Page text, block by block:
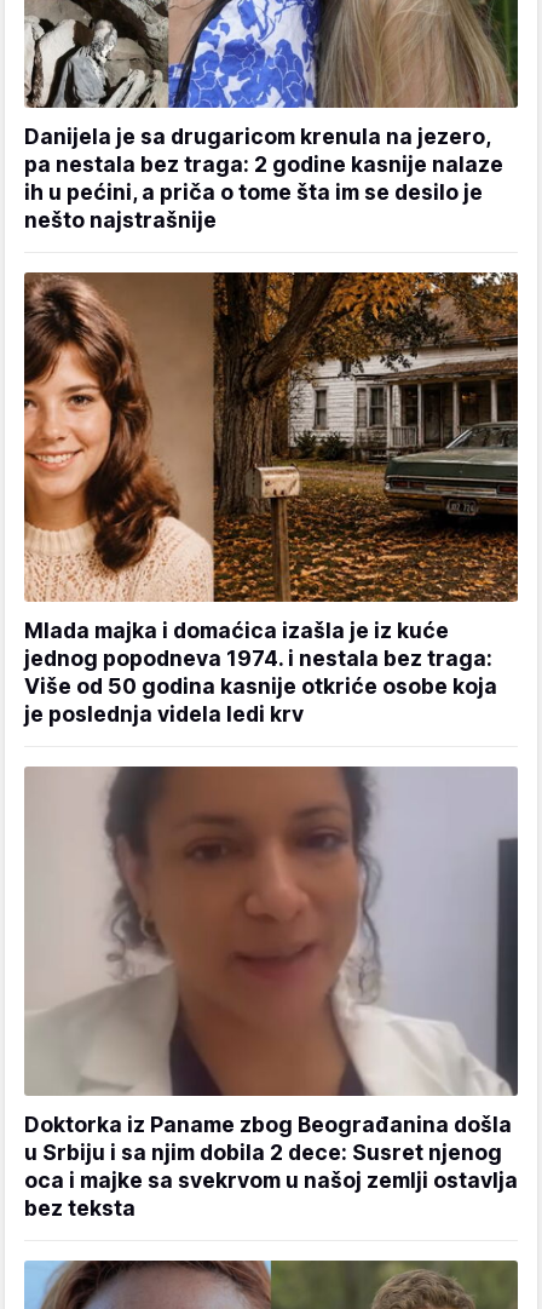
Danijela je sa drugaricom krenula na jezero,
pa nestala bez traga: 2 godine kasnije nalaze
ih u pećini, a priča o tome šta im se desilo je
nešto najstrašnije
Mlada majka i domaćica izašla je iz kuće
jednog popodneva 1974. i nestala bez traga:
Više od 50 godina kasnije otkriće osobe koja
je poslednja videla ledi krv
Doktorka iz Paname zbog Beograđanina došla
u Srbiju i sa njim dobila 2 dece: Susret njenog
oca i majke sa svekrvom u našoj zemlji ostavlja
bez teksta